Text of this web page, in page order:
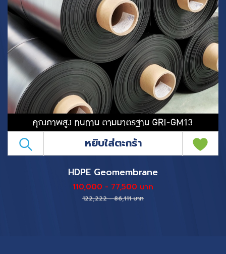
หยิบใส่ตะกร้า
HDPE Geomembrane
110,000 - 77,500 บาท
122,222 - 86,111 บาท